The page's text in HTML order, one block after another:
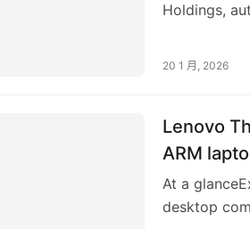
Holdings,
20 1 月, 2026
Lenovo
ARM
At a
desktop